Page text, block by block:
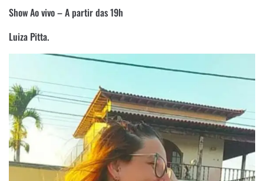
Show Ao vivo – A partir das 19h
Luiza Pitta.